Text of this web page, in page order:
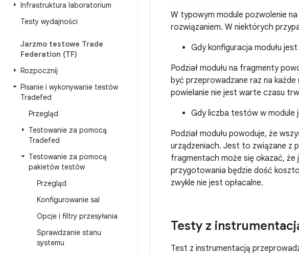
Infrastruktura laboratorium
Testy wydajności
Jarzmo testowe Trade
Federation (TF)
Rozpocznij
Pisanie i wykonywanie testów
Tradefed
Przegląd
Testowanie za pomocą
Tradefed
Testowanie za pomocą
pakietów testów
Przegląd
Konfigurowanie sal
Opcje i filtry przesyłania
Sprawdzanie stanu
systemu
W typowym module pozwolenie
rozwiązaniem. W niektórych
Gdy konfiguracja modułu
Podział modułu na fragmenty
być przeprowadzane raz na każde
powielanie nie jest warte czasu
Gdy liczba testów w module
Podział modułu powoduje, że
urządzeniach. Jest to związane z
fragmentach może się okazać,
przygotowania będzie dość
zwykle nie jest opłacalne.
Testy z
Test z instrumentacją